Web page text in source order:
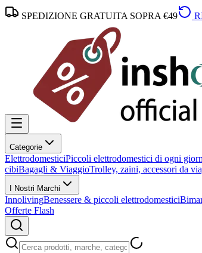
SPEDIZIONE GRATUITA SOPRA €49
Categorie
ElettrodomesticiPiccoli elettrodomestici di ogni
cibiBagagli & ViaggioTrolley, zaini, accessori da
I Nostri Marchi
InnolivingBenessere & piccoli elettrodomestici
Offerte Flash